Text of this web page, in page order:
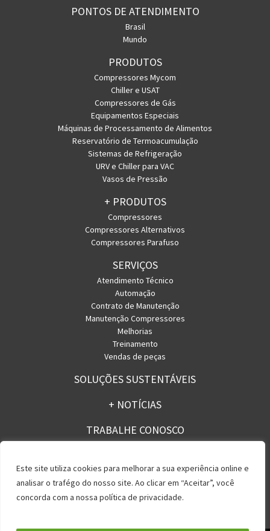
Este site utiliza cookies para melhorar a sua experiência online e
analisar o trafégo do nosso site. Ao clicar em “Aceitar”, você
concorda com a nossa política de privacidade.
PONTOS DE ATENDIMENTO
Brasil
Mundo
PRODUTOS
Compressores Mycom
Chiller e USAT
Compressores de Gás
Equipamentos Especiais
Máquinas de Processamento de Alimentos
Reservatório de Termoacumulação
Sistemas de Refrigeração
URV e Chiller para VAC
Vasos de Pressão
+ PRODUTOS
Compressores
Compressores Alternativos
Compressores Parafuso
SERVIÇOS
Atendimento Técnico
Automação
Contrato de Manutenção
Manutenção Compressores
Melhorias
Treinamento
Vendas de peças
SOLUÇÕES SUSTENTÁVEIS
+ NOTÍCIAS
TRABALHE CONOSCO